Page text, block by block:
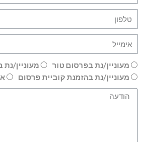
מעוניין/נת בפרסום טור
מעוניין/
מעוניין/נת בהזמנת קוביית פרסום